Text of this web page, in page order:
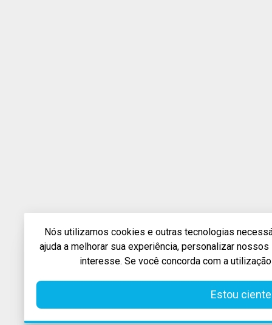
Nós utilizamos cookies e outras tecnologias
ajuda a melhorar sua experiência, personalizar
interesse. Se você concorda com a
Estou ciente